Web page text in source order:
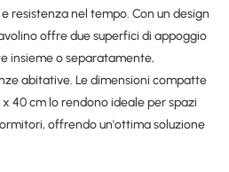
resistenza nel tempo. Con un design
offre due superfici di appoggio
insieme o separatamente,
abitative. Le dimensioni compatte
40 cm lo rendono ideale per spazi
offrendo un'ottima soluzione